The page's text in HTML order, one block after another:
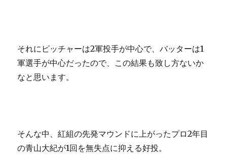
それにピッチャーは2軍投手が中心で、バッターは1
軍選手が中心だったので、この結果も致し方ないか
なと思います。
そんな中、紅組の先発マウンドに上がったプロ2年目
の青山大紀が1回を無失点に抑える好投。